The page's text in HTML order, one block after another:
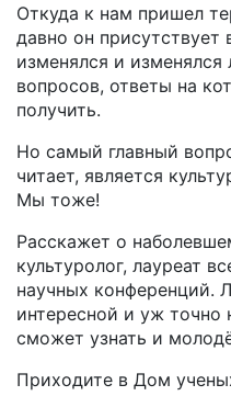
Откуда к нам пришел
давно он
изменялся и
вопросов, ответы на
получить.
Но самый главный
читает, является
Мы тоже!
Расскажет о
культуролог, лауреат
научных конференций.
интересной и уж точно
сможет узнать и
Приходите в Дом